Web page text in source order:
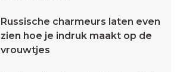
Russische charmeurs laten even
zien hoe je indruk maakt op de
vrouwtjes